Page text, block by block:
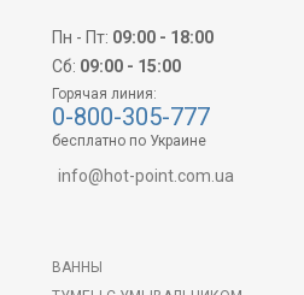
Пн - Пт: 09:00 - 18:00
Сб: 09:00 - 15:00
Горячая линия:
0-800-305-777
бесплатно по Украине
info@hot-point.com.ua
ВАННЫ